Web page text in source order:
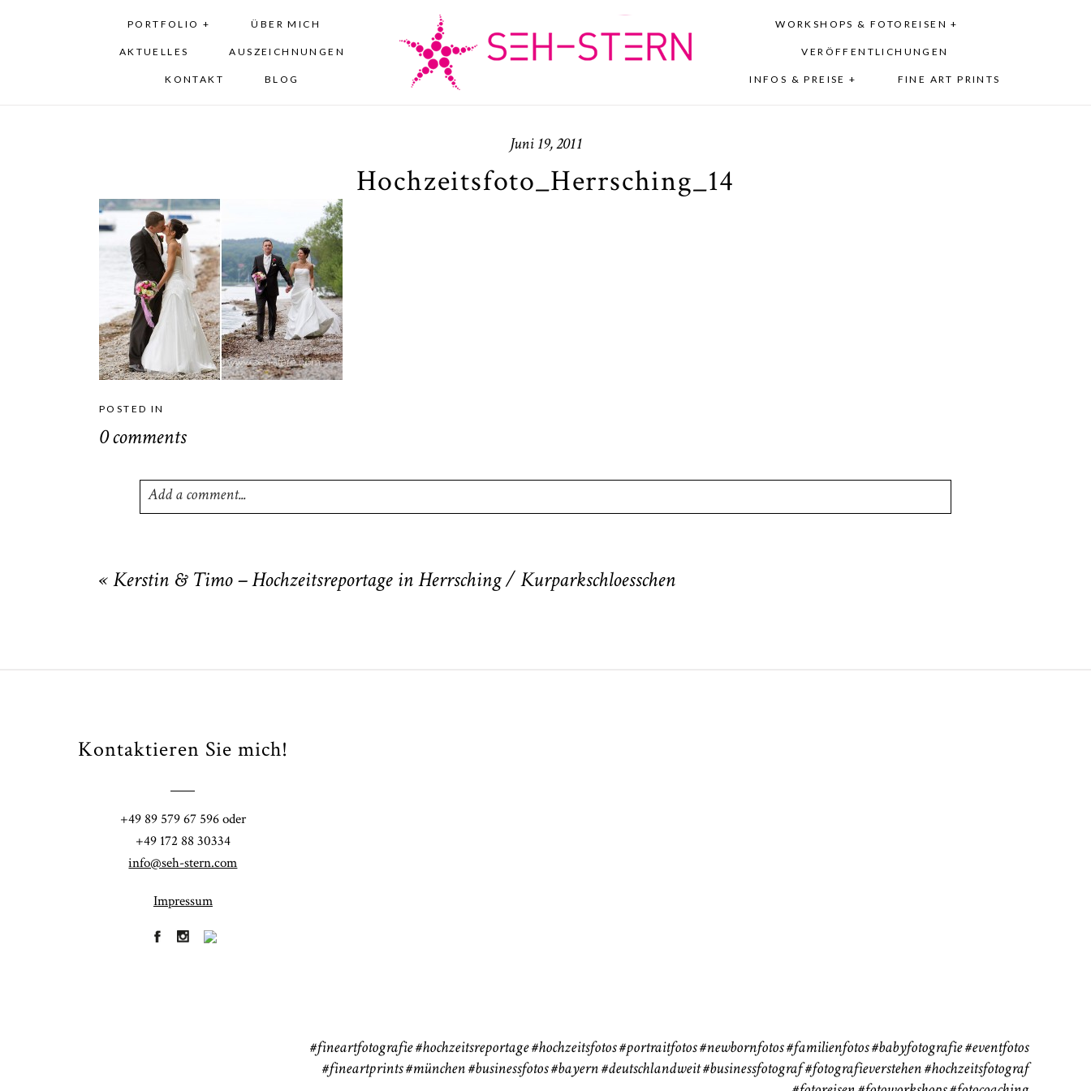
PORTFOLIO + ÜBER MICH
AKTUELLES AUSZEICHNUNGEN
KONTAKT BLOG
WORKSHOPS & FOTOREISEN +
VERÖFFENTLICHUNGEN
INFOS & PREISE + FINE ART PRINTS
Juni 19, 2011
Hochzeitsfoto_Herrsching_14
POSTED IN
0 comments
Add a comment...
« Kerstin & Timo – Hochzeitsreportage in Herrsching / Kurparkschloesschen
Kontaktieren Sie mich!
+49 89 579 67 596 oder
+49 172 88 30334
info@seh-stern.com
Impressum
#fineartfotografie #hochzeitsreportage #hochzeitsfotos #portraitfotos #newbornfotos #familienfotos #babyfotografie #eventfotos
#fineartprints#münchen#businessfotos#bayern #deutschlandweit #businessfotograf#fotografieverstehen #hochzeitsfotograf